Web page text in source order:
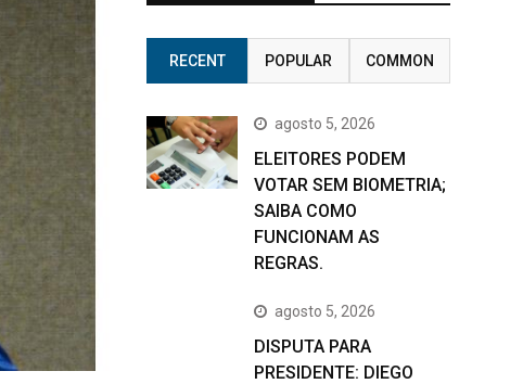
RECENT POPULAR COMMON
agosto 5, 2026
ELEITORES PODEM
VOTAR SEM BIOMETRIA;
SAIBA COMO
FUNCIONAM AS
REGRAS.
agosto 5, 2026
DISPUTA PARA
PRESIDENTE: DIEGO